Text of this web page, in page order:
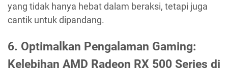
yang tidak hanya hebat dalam beraksi, tetapi juga
cantik untuk dipandang.
6. Optimalkan Pengalaman Gaming:
Kelebihan AMD Radeon RX 500 Series di